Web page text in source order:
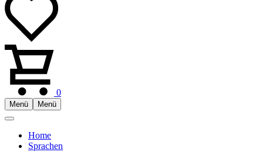
0
Menü Menü
Home
Sprachen